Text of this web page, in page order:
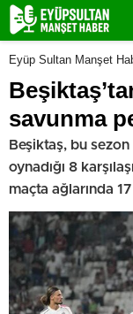
Eyüp Sultan Manşet
savunma
Beşiktaş, bu
oynadığı 8
maçta ağlarında